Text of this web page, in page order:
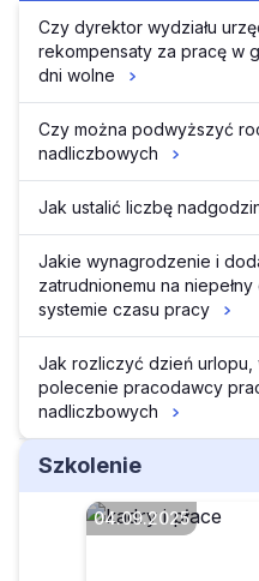
Czy dyrektor wydziału
rekompensaty za pracę w
dni wolne
Czy można podwyższyć
nadliczbowych
Jak ustalić liczbę
Jakie wynagrodzenie i
zatrudnionemu na
systemie czasu pracy
Jak rozliczyć dzień urlopu,
polecenie pracodawcy
nadliczbowych
Szkolenie
04.09.2025